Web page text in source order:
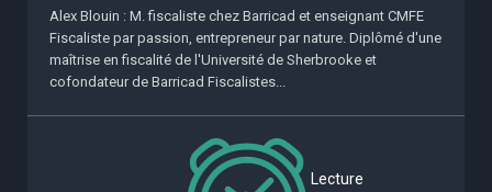
Alex Blouin : M. fiscaliste chez Barricad et enseignant CMFE
Fiscaliste par passion, entrepreneur par nature. Diplômé d'une
maîtrise en fiscalité de l'Université de Sherbrooke et
cofondateur de Barricad Fiscalistes...
Lecture